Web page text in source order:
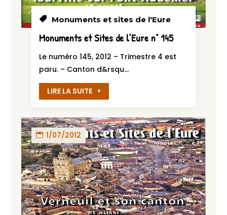
Monuments et sites de l'Eure
Monuments et Sites de l’Eure n° 145
Le numéro 145, 2012 – Trimestre 4 est
paru. – Canton d&rsqu...
LIRE LA SUITE
1/07/2012